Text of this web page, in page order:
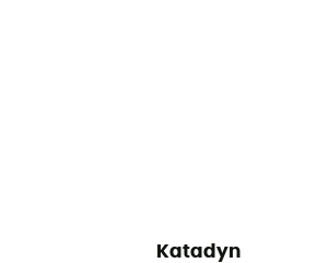
Katadyn